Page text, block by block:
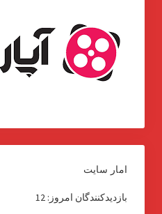
امار سایت
بازدیدکنندگان امروز: 12